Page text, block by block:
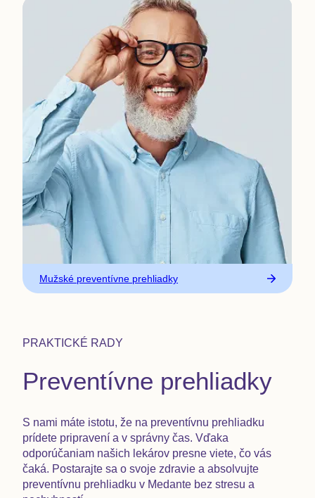
Mužské preventívne prehliadky
PRAKTICKÉ RADY
Preventívne prehliadky
S nami máte istotu, že na preventívnu prehliadku
prídete pripravení a v správny čas. Vďaka
odporúčaniam našich lekárov presne viete, čo vás
čaká. Postarajte sa o svoje zdravie a absolvujte
preventívnu prehliadku v Medante bez stresu a